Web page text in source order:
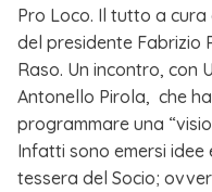
Pro Loco. Il tutto a cura
del presidente Fabrizio
Raso. Un incontro, con
Antonello Pirola, che
programmare una
Infatti sono emersi
tessera del Socio;